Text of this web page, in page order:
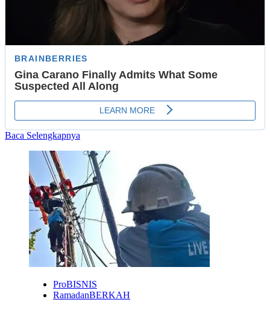
Baca Selengkapnya
about
‘UMY
Mengabdi’,
Wujud
Kepedulian
Kampus
pada
Sesama
ProBISNIS
RamadanBERKAH